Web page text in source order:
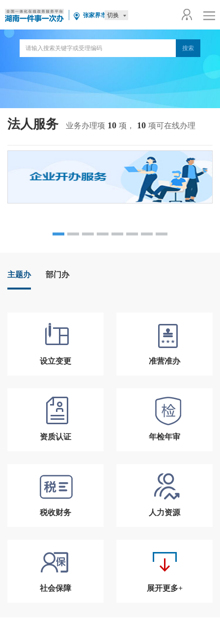
张家界市 切换
法人服务 业务办理项 10 项， 10 项可在线办理
主题办 部门办
设立变更 准营准办
资质认证 年检年审
税收财务 人力资源
社会保障 展开更多+